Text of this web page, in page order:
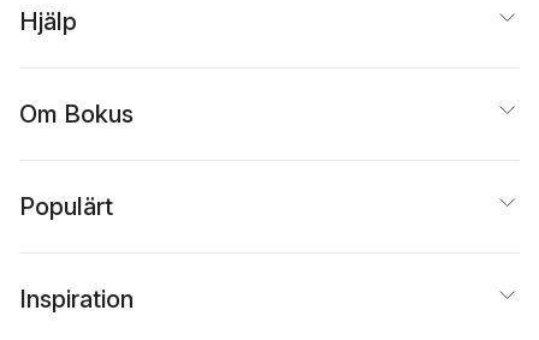
Hjälp
Om Bokus
Populärt
Inspiration